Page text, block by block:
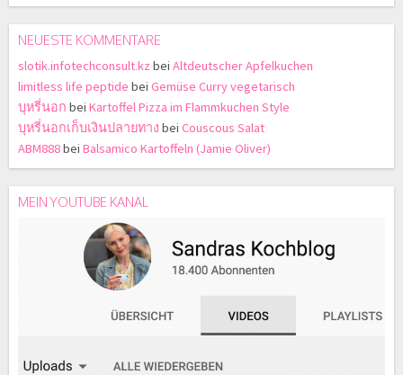
NEUESTE KOMMENTARE
slotik.infotechconsult.kz bei Altdeutscher Apfelkuchen
limitless life peptide bei Gemüse Curry vegetarisch
บุหรี่นอก bei Kartoffel Pizza im Flammkuchen Style
บุหรี่นอกเก็บเงินปลายทาง bei Couscous Salat
ABM888bei Balsamico Kartoffeln (Jamie Oliver)
MEIN YOUTUBE KANAL